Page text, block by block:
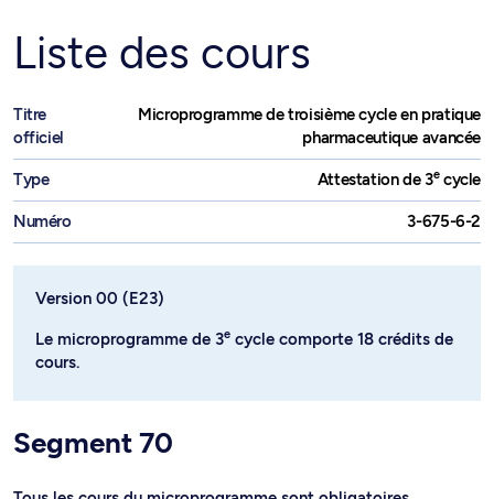
Liste des cours
Titre
officiel
Microprogramme de troisième cycle en pratique
pharmaceutique avancée
Type Attestation de 3ecycle
Numéro 3-675-6-2
Version 00 (E23)
Le microprogramme de 3e cycle comporte 18 crédits de
cours.
Segment 70